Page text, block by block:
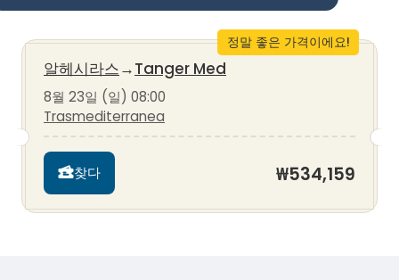
정말 좋은 가격이에요!
알헤시라스→Tanger Med
8월 23일 (일) 08:00
Trasmediterranea
찾다 ₩534,159